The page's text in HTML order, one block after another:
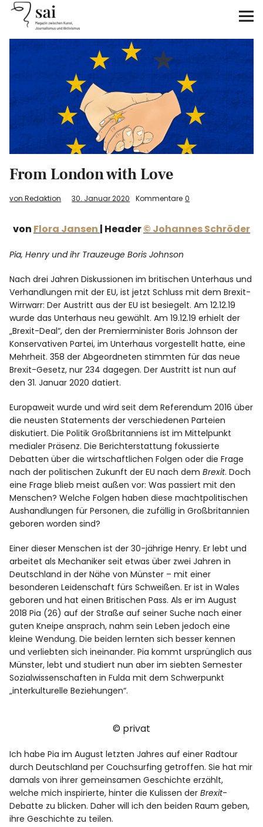
sai
Unterstützen
Klimagerechtigkeit
Antirassismus
Feminismen
Kunst&Literatur
FacebookInstagram
Info
From London with Love
von Redaktion 30. Januar 2020 Kommentare 0
von Flora Jansen | Header© Johannes Schröder
Pia, Henry und ihr Trauzeuge Boris Johnson
Nach drei Jahren Diskussionen im britischen Unterhaus und
Verhandlungen mit der EU, ist jetzt Schluss mit dem Brexit-
Wirrwarr: Der Austritt aus der EU ist besiegelt. Am 12.12.19
wurde das Unterhaus neu gewählt. Am 19.12.19 erhielt der
„Brexit-Deal“, den der Premierminister Boris Johnson der
Konservativen Partei, im Unterhaus vorgestellt hatte, eine
Mehrheit. 358 der Abgeordneten stimmten für das neue
Brexit-Gesetz, nur 234 dagegen. Der Austritt ist nun auf
den 31. Januar 2020 datiert.
Europaweit wurde und wird seit dem Referendum 2016 über
die neusten Statements der verschiedenen Parteien
diskutiert. Die Politik Großbritanniens ist im Mittelpunkt
medialer Präsenz. Die Berichterstattung fokussierte
Debatten über die wirtschaftlichen Folgen oder die Frage
nach der politischen Zukunft der EU nach demBrexit. Doch
eine Frage blieb meist außen vor: Was passiert mit den
Menschen? Welche Folgen haben diese machtpolitischen
Aushandlungen für Personen, die zufällig in Großbritannien
geboren worden sind?
Einer dieser Menschen ist der 30-jährige Henry. Er lebt und
arbeitet als Mechaniker seit etwas über zwei Jahren in
Deutschland in der Nähe von Münster – mit einer
besonderen Leidenschaft fürs Schweißen. Er ist in Wales
geboren und hat einen Britischen Pass. Als er im August
2018 Pia (26) auf der Straße auf seiner Suche nach einer
guten Kneipe ansprach, nahm sein Leben jedoch eine
kleine Wendung. Die beiden lernten sich besser kennen
und verliebten sich ineinander. Pia kommt ursprünglich aus
Münster, lebt und studiert nun aber im siebten Semester
Sozialwissenschaften in Fulda mit dem Schwerpunkt
„interkulturelle Beziehungen“.
© privat
Ich habe Pia im August letzten Jahres auf einer Radtour
durch Deutschland per Couchsurfing getroffen. Sie hat mir
damals von ihrer gemeinsamen Geschichte erzählt,
welche mich inspirierte, hinter die Kulissen derBrexit-
Debatte zu blicken. Daher will ich den beiden Raum geben,
ihre Geschichte zu teilen.